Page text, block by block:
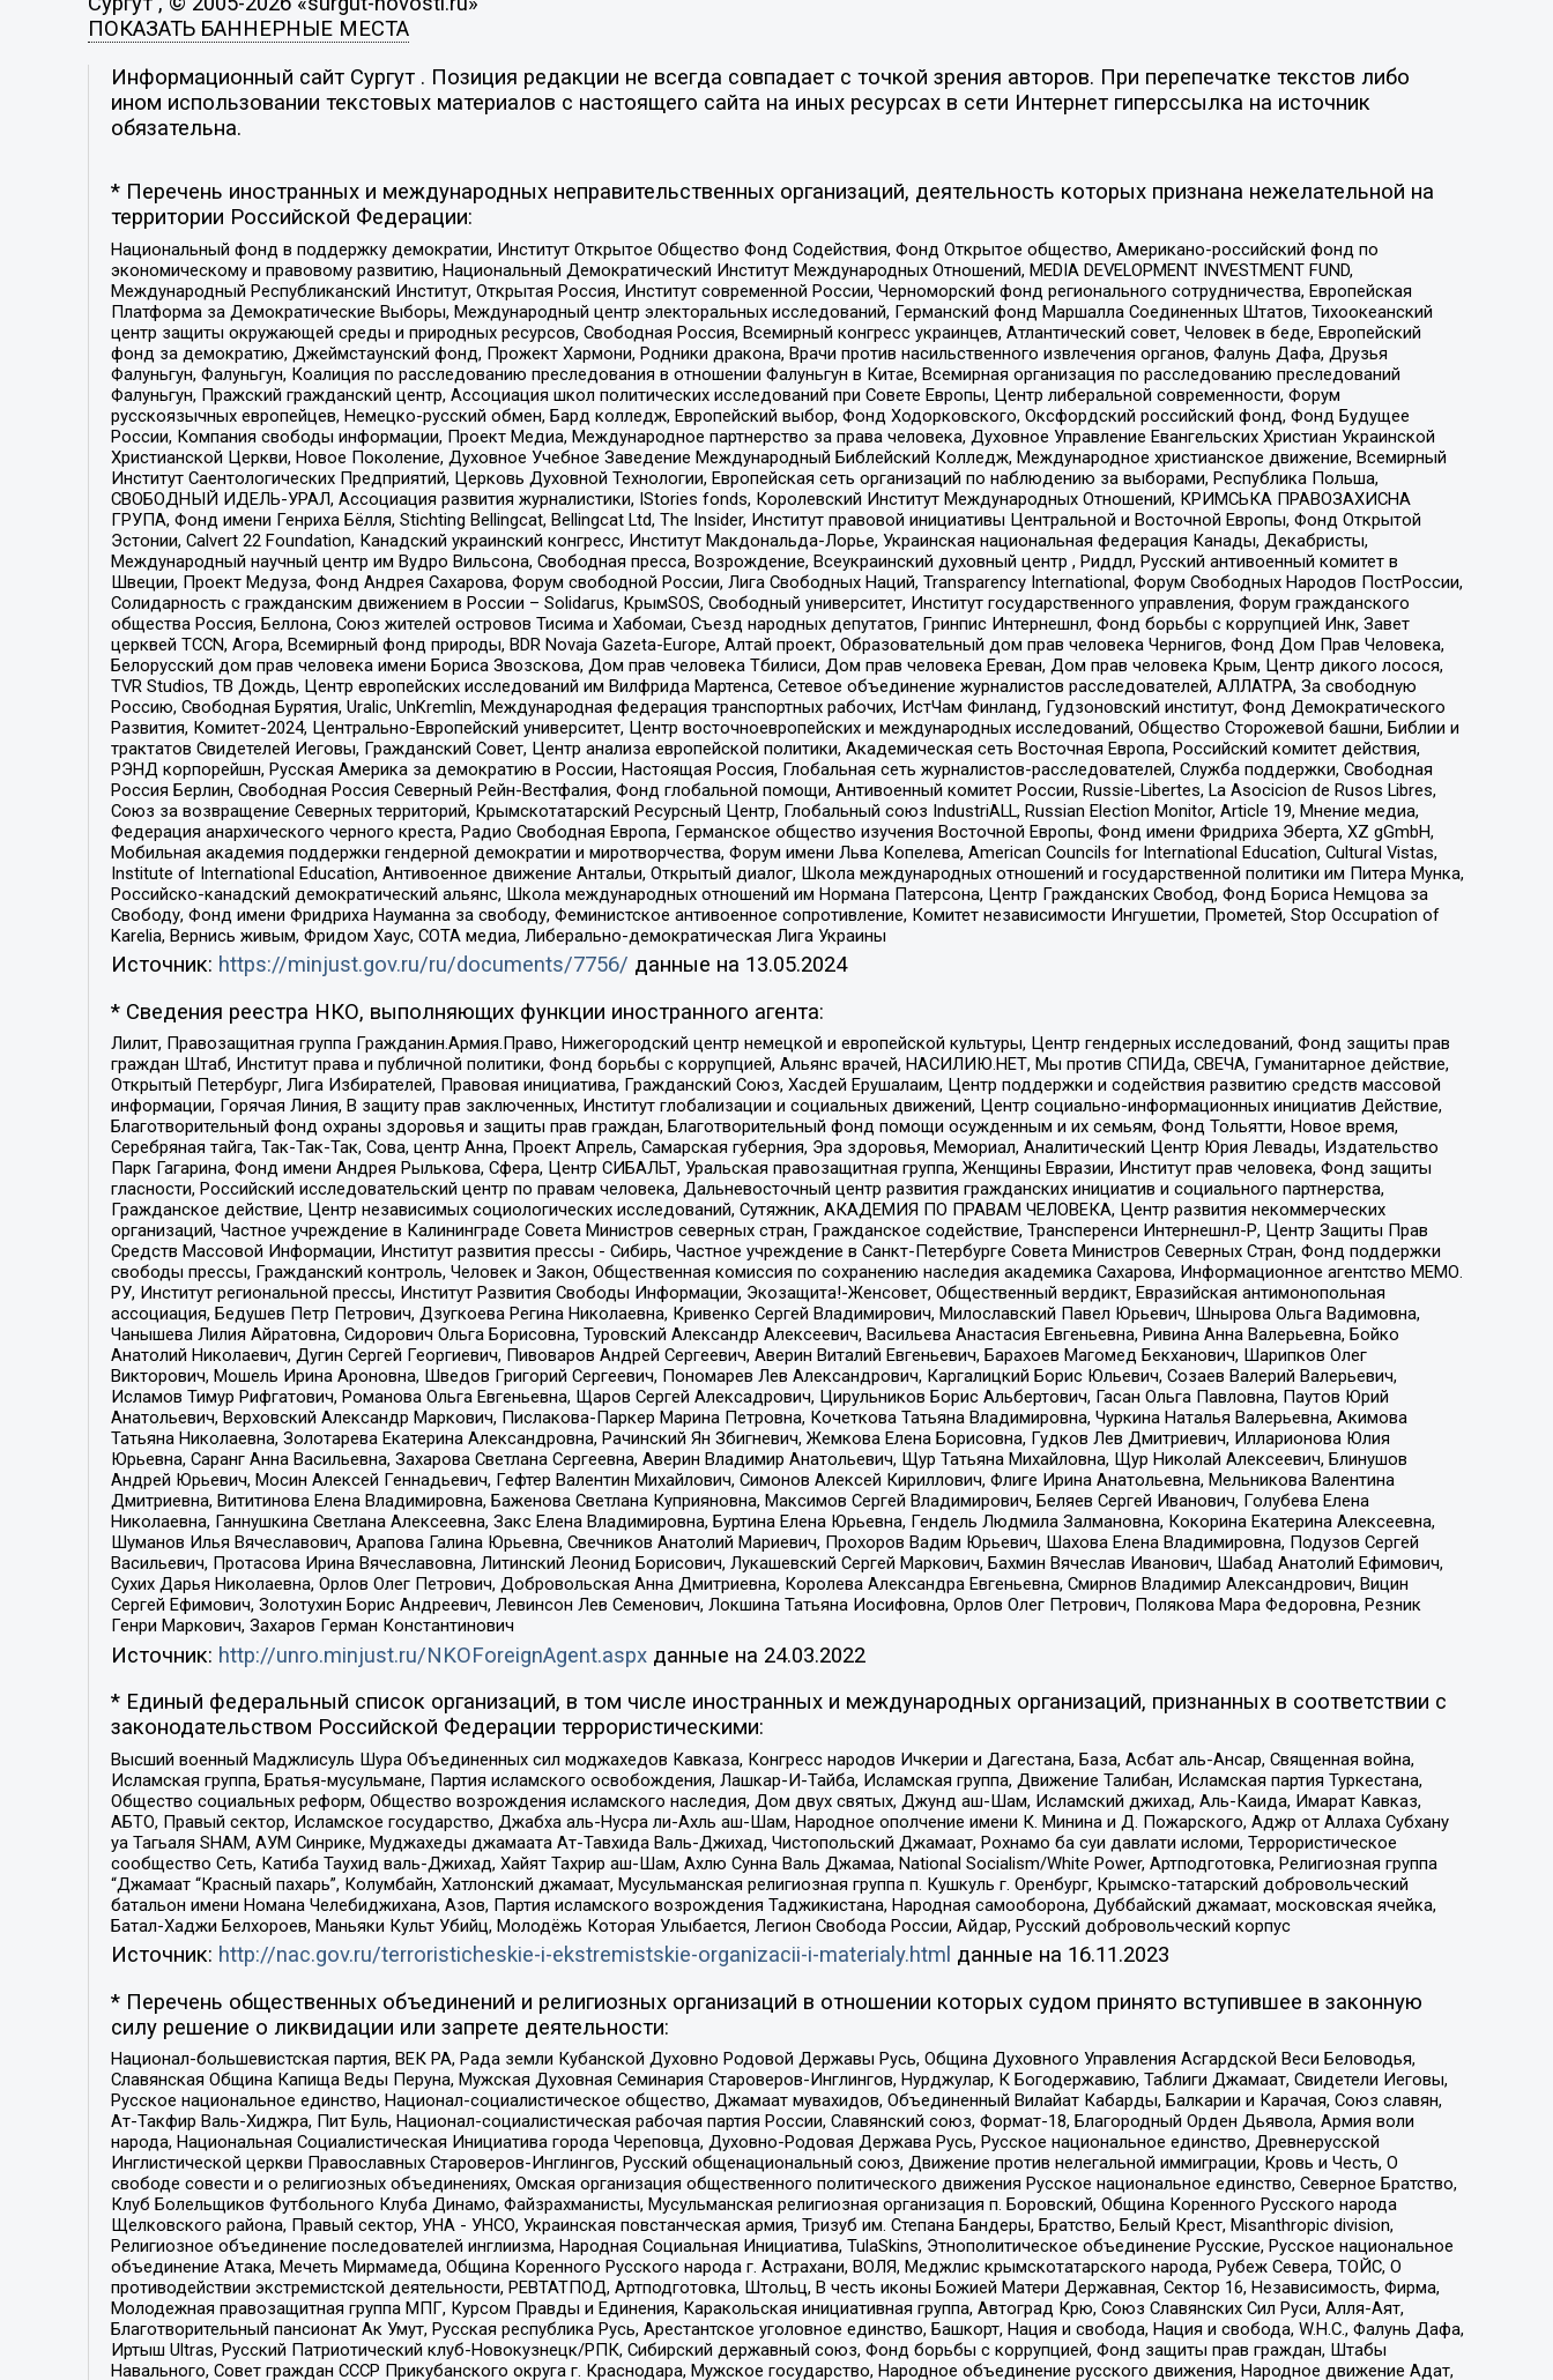
ПОКАЗАТЬ БАННЕРНЫЕ МЕСТА
Информационный сайт Сургут . Позиция редакции не всегда совпадает с точкой зрения авторов. При перепечатке текстов либо
ином использовании текстовых материалов с настоящего сайта на иных ресурсах в сети Интернет гиперссылка на источник
обязательна.
* Перечень иностранных и международных неправительственных организаций, деятельность которых признана нежелательной на
территории Российской Федерации:
Национальный фонд в поддержку демократии, Институт Открытое Общество Фонд Содействия, Фонд Открытое общество, Американо-российский фонд по
экономическому и правовому развитию, Национальный Демократический Институт Международных Отношений, MEDIA DEVELOPMENT INVESTMENT FUND,
Международный Республиканский Институт, Открытая Россия, Институт современной России, Черноморский фонд регионального сотрудничества, Европейская
Платформа за Демократические Выборы, Международный центр электоральных исследований, Германский фонд Маршалла Соединенных Штатов, Тихоокеанский
центр защиты окружающей среды и природных ресурсов, Свободная Россия, Всемирный конгресс украинцев, Атлантический совет, Человек в беде, Европейский
фонд за демократию, Джеймстаунский фонд, Прожект Хармони, Родники дракона, Врачи против насильственного извлечения органов, Фалунь Дафа, Друзья
Фалуньгун, Фалуньгун, Коалиция по расследованию преследования в отношении Фалуньгун в Китае, Всемирная организация по расследованию преследований
Фалуньгун, Пражский гражданский центр, Ассоциация школ политических исследований при Совете Европы, Центр либеральной современности, Форум
русскоязычных европейцев, Немецко-русский обмен, Бард колледж, Европейский выбор, Фонд Ходорковского, Оксфордский российский фонд, Фонд Будущее
России, Компания свободы информации, Проект Медиа, Международное партнерство за права человека, Духовное Управление Евангельских Христиан Украинской
Христианской Церкви, Новое Поколение, Духовное Учебное Заведение Международный Библейский Колледж, Международное христианское движение, Всемирный
Институт Саентологических Предприятий, Церковь Духовной Технологии, Европейская сеть организаций по наблюдению за выборами, Республика Польша,
СВОБОДНЫЙ ИДЕЛЬ-УРАЛ, Ассоциация развития журналистики, IStories fonds, Королевский Институт Международных Отношений, КРИМСЬКА ПРАВОЗАХИСНА
ГРУПА, Фонд имени Генриха Бёлля, Stichting Bellingcat, Bellingcat Ltd, The Insider, Институт правовой инициативы Центральной и Восточной Европы, Фонд Открытой
Эстонии, Calvert 22 Foundation, Канадский украинский конгресс, Институт Макдональда-Лорье, Украинская национальная федерация Канады, Декабристы,
Международный научный центр им Вудро Вильсона, Свободная пресса, Возрождение, Всеукраинский духовный центр , Риддл, Русский антивоенный комитет в
Швеции, Проект Медуза, Фонд Андрея Сахарова, Форум свободной России, Лига Свободных Наций, Transparеncy International, Форум Свободных Народов ПостРоссии,
Солидарность с гражданским движением в России – Solidarus, КрымSOS, Свободный университет, Институт государственного управления, Форум гражданского
общества Россия, Беллона, Союз жителей островов Тисима и Хабомаи, Съезд народных депутатов, Гринпис Интернешнл, Фонд борьбы с коррупцией Инк, Завет
церквей TCCN, Агора, Всемирный фонд природы, BDR Novaja Gazeta-Europe, Алтай проект, Образовательный дом прав человека Чернигов, Фонд Дом Прав Человека,
Белорусский дом прав человека имени Бориса Звозскова, Дом прав человека Тбилиси, Дом прав человека Ереван, Дом прав человека Крым, Центр дикого лосося,
TVR Studios, ТВ Дождь, Центр европейских исследований им Вилфрида Мартенса, Сетевое объединение журналистов расследователей, АЛЛАТРА, За свободную
Россию, Свободная Бурятия, Uralic, UnKremlin, Международная федерация транспортных рабочих, ИстЧам Финланд, Гудзоновский институт, Фонд Демократического
Развития, Комитет-2024, Центрально-Европейский университет, Центр восточноевропейских и международных исследований, Общество Сторожевой башни, Библии и
трактатов Свидетелей Иеговы, Гражданский Совет, Центр анализа европейской политики, Академическая сеть Восточная Европа, Российский комитет действия,
РЭНД корпорейшн, Русская Америка за демократию в России, Настоящая Россия, Глобальная сеть журналистов-расследователей, Служба поддержки, Свободная
Россия Берлин, Свободная Россия Северный Рейн-Вестфалия, Фонд глобальной помощи, Антивоенный комитет России, Russie-Libertes, La Asocicion de Rusos Libres,
Союз за возвращение Северных территорий, Крымскотатарский Ресурсный Центр, Глобальный союз IndustriALL, Russian Election Monitor, Article 19, Мнение медиа,
Федерация анархического черного креста, Радио Свободная Европа, Германское общество изучения Восточной Европы, Фонд имени Фридриха Эберта, XZ gGmbH,
Мобильная академия поддержки гендерной демократии и миротворчества, Форум имени Льва Копелева, American Councils for International Education, Cultural Vistas,
Institute of International Education, Антивоенное движение Антальи, Открытый диалог, Школа международных отношений и государственной политики им Питера Мунка,
Российско-канадский демократический альянс, Школа международных отношений им Нормана Патерсона, Центр Гражданских Свобод, Фонд Бориса Немцова за
Свободу, Фонд имени Фридриха Науманна за свободу, Феминистское антивоенное сопротивление, Комитет независимости Ингушетии, Прометей, Stop Occupation of
Karelia, Вернись живым, Фридом Хаус, СОТА медиа, Либерально-демократическая Лига Украины
Источник: https://minjust.gov.ru/ru/documents/7756/ данные на 13.05.2024
* Сведения реестра НКО, выполняющих функции иностранного агента:
Лилит, Правозащитная группа Гражданин.Армия.Право, Нижегородский центр немецкой и европейской культуры, Центр гендерных исследований, Фонд защиты прав
граждан Штаб, Институт права и публичной политики, Фонд борьбы с коррупцией, Альянс врачей, НАСИЛИЮ.НЕТ, Мы против СПИДа, СВЕЧА, Гуманитарное действие,
Открытый Петербург, Лига Избирателей, Правовая инициатива, Гражданский Союз, Хасдей Ерушалаим, Центр поддержки и содействия развитию средств массовой
информации, Горячая Линия, В защиту прав заключенных, Институт глобализации и социальных движений, Центр социально-информационных инициатив Действие,
Благотворительный фонд охраны здоровья и защиты прав граждан, Благотворительный фонд помощи осужденным и их семьям, Фонд Тольятти, Новое время,
Серебряная тайга, Так-Так-Так, Сова, центр Анна, Проект Апрель, Самарская губерния, Эра здоровья, Мемориал, Аналитический Центр Юрия Левады, Издательство
Парк Гагарина, Фонд имени Андрея Рылькова, Сфера, Центр СИБАЛЬТ, Уральская правозащитная группа, Женщины Евразии, Институт прав человека, Фонд защиты
гласности, Российский исследовательский центр по правам человека, Дальневосточный центр развития гражданских инициатив и социального партнерства,
Гражданское действие, Центр независимых социологических исследований, Сутяжник, АКАДЕМИЯ ПО ПРАВАМ ЧЕЛОВЕКА, Центр развития некоммерческих
организаций, Частное учреждение в Калининграде Совета Министров северных стран, Гражданское содействие, Трансперенси Интернешнл-Р, Центр Защиты Прав
Средств Массовой Информации, Институт развития прессы - Сибирь, Частное учреждение в Санкт-Петербурге Совета Министров Северных Стран, Фонд поддержки
свободы прессы, Гражданский контроль, Человек и Закон, Общественная комиссия по сохранению наследия академика Сахарова, Информационное агентство МЕМО.
РУ, Институт региональной прессы, Институт Развития Свободы Информации, Экозащита!-Женсовет, Общественный вердикт, Евразийская антимонопольная
ассоциация, Бедушев Петр Петрович, Дзугкоева Регина Николаевна, Кривенко Сергей Владимирович, Милославский Павел Юрьевич, Шнырова Ольга Вадимовна,
Чанышева Лилия Айратовна, Сидорович Ольга Борисовна, Туровский Александр Алексеевич, Васильева Анастасия Евгеньевна, Ривина Анна Валерьевна, Бойко
Анатолий Николаевич, Дугин Сергей Георгиевич, Пивоваров Андрей Сергеевич, Аверин Виталий Евгеньевич, Барахоев Магомед Бекханович, Шарипков Олег
Викторович, Мошель Ирина Ароновна, Шведов Григорий Сергеевич, Пономарев Лев Александрович, Каргалицкий Борис Юльевич, Созаев Валерий Валерьевич,
Исламов Тимур Рифгатович, Романова Ольга Евгеньевна, Щаров Сергей Алексадрович, Цирульников Борис Альбертович, Гасан Ольга Павловна, Паутов Юрий
Анатольевич, Верховский Александр Маркович, Пислакова-Паркер Марина Петровна, Кочеткова Татьяна Владимировна, Чуркина Наталья Валерьевна, Акимова
Татьяна Николаевна, Золотарева Екатерина Александровна, Рачинский Ян Збигневич, Жемкова Елена Борисовна, Гудков Лев Дмитриевич, Илларионова Юлия
Юрьевна, Саранг Анна Васильевна, Захарова Светлана Сергеевна, Аверин Владимир Анатольевич, Щур Татьяна Михайловна, Щур Николай Алексеевич, Блинушов
Андрей Юрьевич, Мосин Алексей Геннадьевич, Гефтер Валентин Михайлович, Симонов Алексей Кириллович, Флиге Ирина Анатольевна, Мельникова Валентина
Дмитриевна, Вититинова Елена Владимировна, Баженова Светлана Куприяновна, Максимов Сергей Владимирович, Беляев Сергей Иванович, Голубева Елена
Николаевна, Ганнушкина Светлана Алексеевна, Закс Елена Владимировна, Буртина Елена Юрьевна, Гендель Людмила Залмановна, Кокорина Екатерина Алексеевна,
Шуманов Илья Вячеславович, Арапова Галина Юрьевна, Свечников Анатолий Мариевич, Прохоров Вадим Юрьевич, Шахова Елена Владимировна, Подузов Сергей
Васильевич, Протасова Ирина Вячеславовна, Литинский Леонид Борисович, Лукашевский Сергей Маркович, Бахмин Вячеслав Иванович, Шабад Анатолий Ефимович,
Сухих Дарья Николаевна, Орлов Олег Петрович, Добровольская Анна Дмитриевна, Королева Александра Евгеньевна, Смирнов Владимир Александрович, Вицин
Сергей Ефимович, Золотухин Борис Андреевич, Левинсон Лев Семенович, Локшина Татьяна Иосифовна, Орлов Олег Петрович, Полякова Мара Федоровна, Резник
Генри Маркович, Захаров Герман Константинович
Источник: http://unro.minjust.ru/NKOForeignAgent.aspxданные на 24.03.2022
* Единый федеральный список организаций, в том числе иностранных и международных организаций, признанных в соответствии с
законодательством Российской Федерации террористическими:
Высший военный Маджлисуль Шура Объединенных сил моджахедов Кавказа, Конгресс народов Ичкерии и Дагестана, База, Асбат аль-Ансар, Священная война,
Исламская группа, Братья-мусульмане, Партия исламского освобождения, Лашкар-И-Тайба, Исламская группа, Движение Талибан, Исламская партия Туркестана,
Общество социальных реформ, Общество возрождения исламского наследия, Дом двух святых, Джунд аш-Шам, Исламский джихад, Аль-Каида, Имарат Кавказ,
АБТО, Правый сектор, Исламское государство, Джабха аль-Нусра ли-Ахль аш-Шам, Народное ополчение имени К. Минина и Д. Пожарского, Аджр от Аллаха Субхану
уа Тагьаля SHAM, АУМ Синрике, Муджахеды джамаата Ат-Тавхида Валь-Джихад, Чистопольский Джамаат, Рохнамо ба суи давлати исломи, Террористическое
сообщество Сеть, Катиба Таухид валь-Джихад, Хайят Тахрир аш-Шам, Ахлю Сунна Валь Джамаа, National Socialism/White Power, Артподготовка, Религиозная группа
“Джамаат “Красный пахарь”, Колумбайн, Хатлонский джамаат, Мусульманская религиозная группа п. Кушкуль г. Оренбург, Крымско-татарский добровольческий
батальон имени Номана Челебиджихана, Азов, Партия исламского возрождения Таджикистана, Народная самооборона, Дуббайский джамаат, московская ячейка,
Батал-Хаджи Белхороев, Маньяки Культ Убийц, Молодёжь Которая Улыбается, Легион Свобода России, Айдар, Русский добровольческий корпус
Источник: http://nac.gov.ru/terroristicheskie-i-ekstremistskie-organizacii-i-materialy.html данные на 16.11.2023
* Перечень общественных объединений и религиозных организаций в отношении которых судом принято вступившее в законную
силу решение о ликвидации или запрете деятельности:
Национал-большевистская партия, ВЕК РА, Рада земли Кубанской Духовно Родовой Державы Русь, Община Духовного Управления Асгардской Веси Беловодья,
Славянская Община Капища Веды Перуна, Мужская Духовная Семинария Староверов-Инглингов, Нурджулар, К Богодержавию, Таблиги Джамаат, Свидетели Иеговы,
Русское национальное единство, Национал-социалистическое общество, Джамаат мувахидов, Объединенный Вилайат Кабарды, Балкарии и Карачая, Союз славян,
Ат-Такфир Валь-Хиджра, Пит Буль, Национал-социалистическая рабочая партия России, Славянский союз, Формат-18, Благородный Орден Дьявола, Армия воли
народа, Национальная Социалистическая Инициатива города Череповца, Духовно-Родовая Держава Русь, Русское национальное единство, Древнерусской
Инглистической церкви Православных Староверов-Инглингов, Русский общенациональный союз, Движение против нелегальной иммиграции, Кровь и Честь, О
свободе совести и о религиозных объединениях, Омская организация общественного политического движения Русское национальное единство, Северное Братство,
Клуб Болельщиков Футбольного Клуба Динамо, Файзрахманисты, Мусульманская религиозная организация п. Боровский, Община Коренного Русского народа
Щелковского района, Правый сектор, УНА - УНСО, Украинская повстанческая армия, Тризуб им. Степана Бандеры, Братство, Белый Крест, Misanthropic division,
Религиозное объединение последователей инглиизма, Народная Социальная Инициатива, TulaSkins, Этнополитическое объединение Русские, Русское национальное
объединение Атака, Мечеть Мирмамеда, Община Коренного Русского народа г. Астрахани, ВОЛЯ, Меджлис крымскотатарского народа, Рубеж Севера, ТОЙС, О
противодействии экстремистской деятельности, РЕВТАТПОД, Артподготовка, Штольц, В честь иконы Божией Матери Державная, Сектор 16, Независимость, Фирма,
Молодежная правозащитная группа МПГ, Курсом Правды и Единения, Каракольская инициативная группа, Автоград Крю, Союз Славянских Сил Руси, Алля-Аят,
Благотворительный пансионат Ак Умут, Русская республика Русь, Арестантское уголовное единство, Башкорт, Нация и свобода, Нация и свобода, W.H.С., Фалунь Дафа,
Иртыш Ultras, Русский Патриотический клуб-Новокузнецк/РПК, Сибирский державный союз, Фонд борьбы с коррупцией, Фонд защиты прав граждан, Штабы
Навального, Совет граждан СССР Прикубанского округа г. Краснодара, Мужское государство, Народное объединение русского движения, Народное движение Адат,